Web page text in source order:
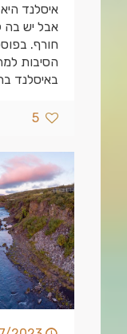
איסלנד
אבל יש בה
חורף.
הסיבות
באיסלנד
5